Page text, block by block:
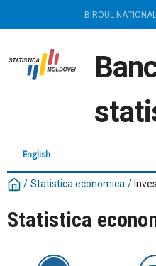
BIROUL
English
/ Statistica economica /
Statistica